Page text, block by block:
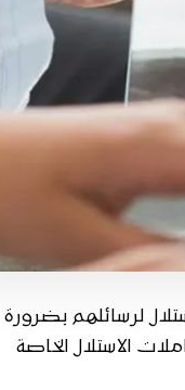
لرسائلهم بضرورة
الاستلال الخاصة